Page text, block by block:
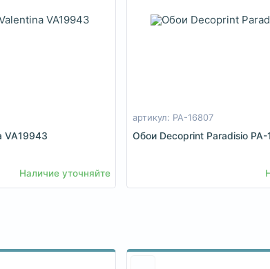
VA19943
Наличие уточняйте
артикул: PA-16807
Обои Decoprint Paradisio PA-